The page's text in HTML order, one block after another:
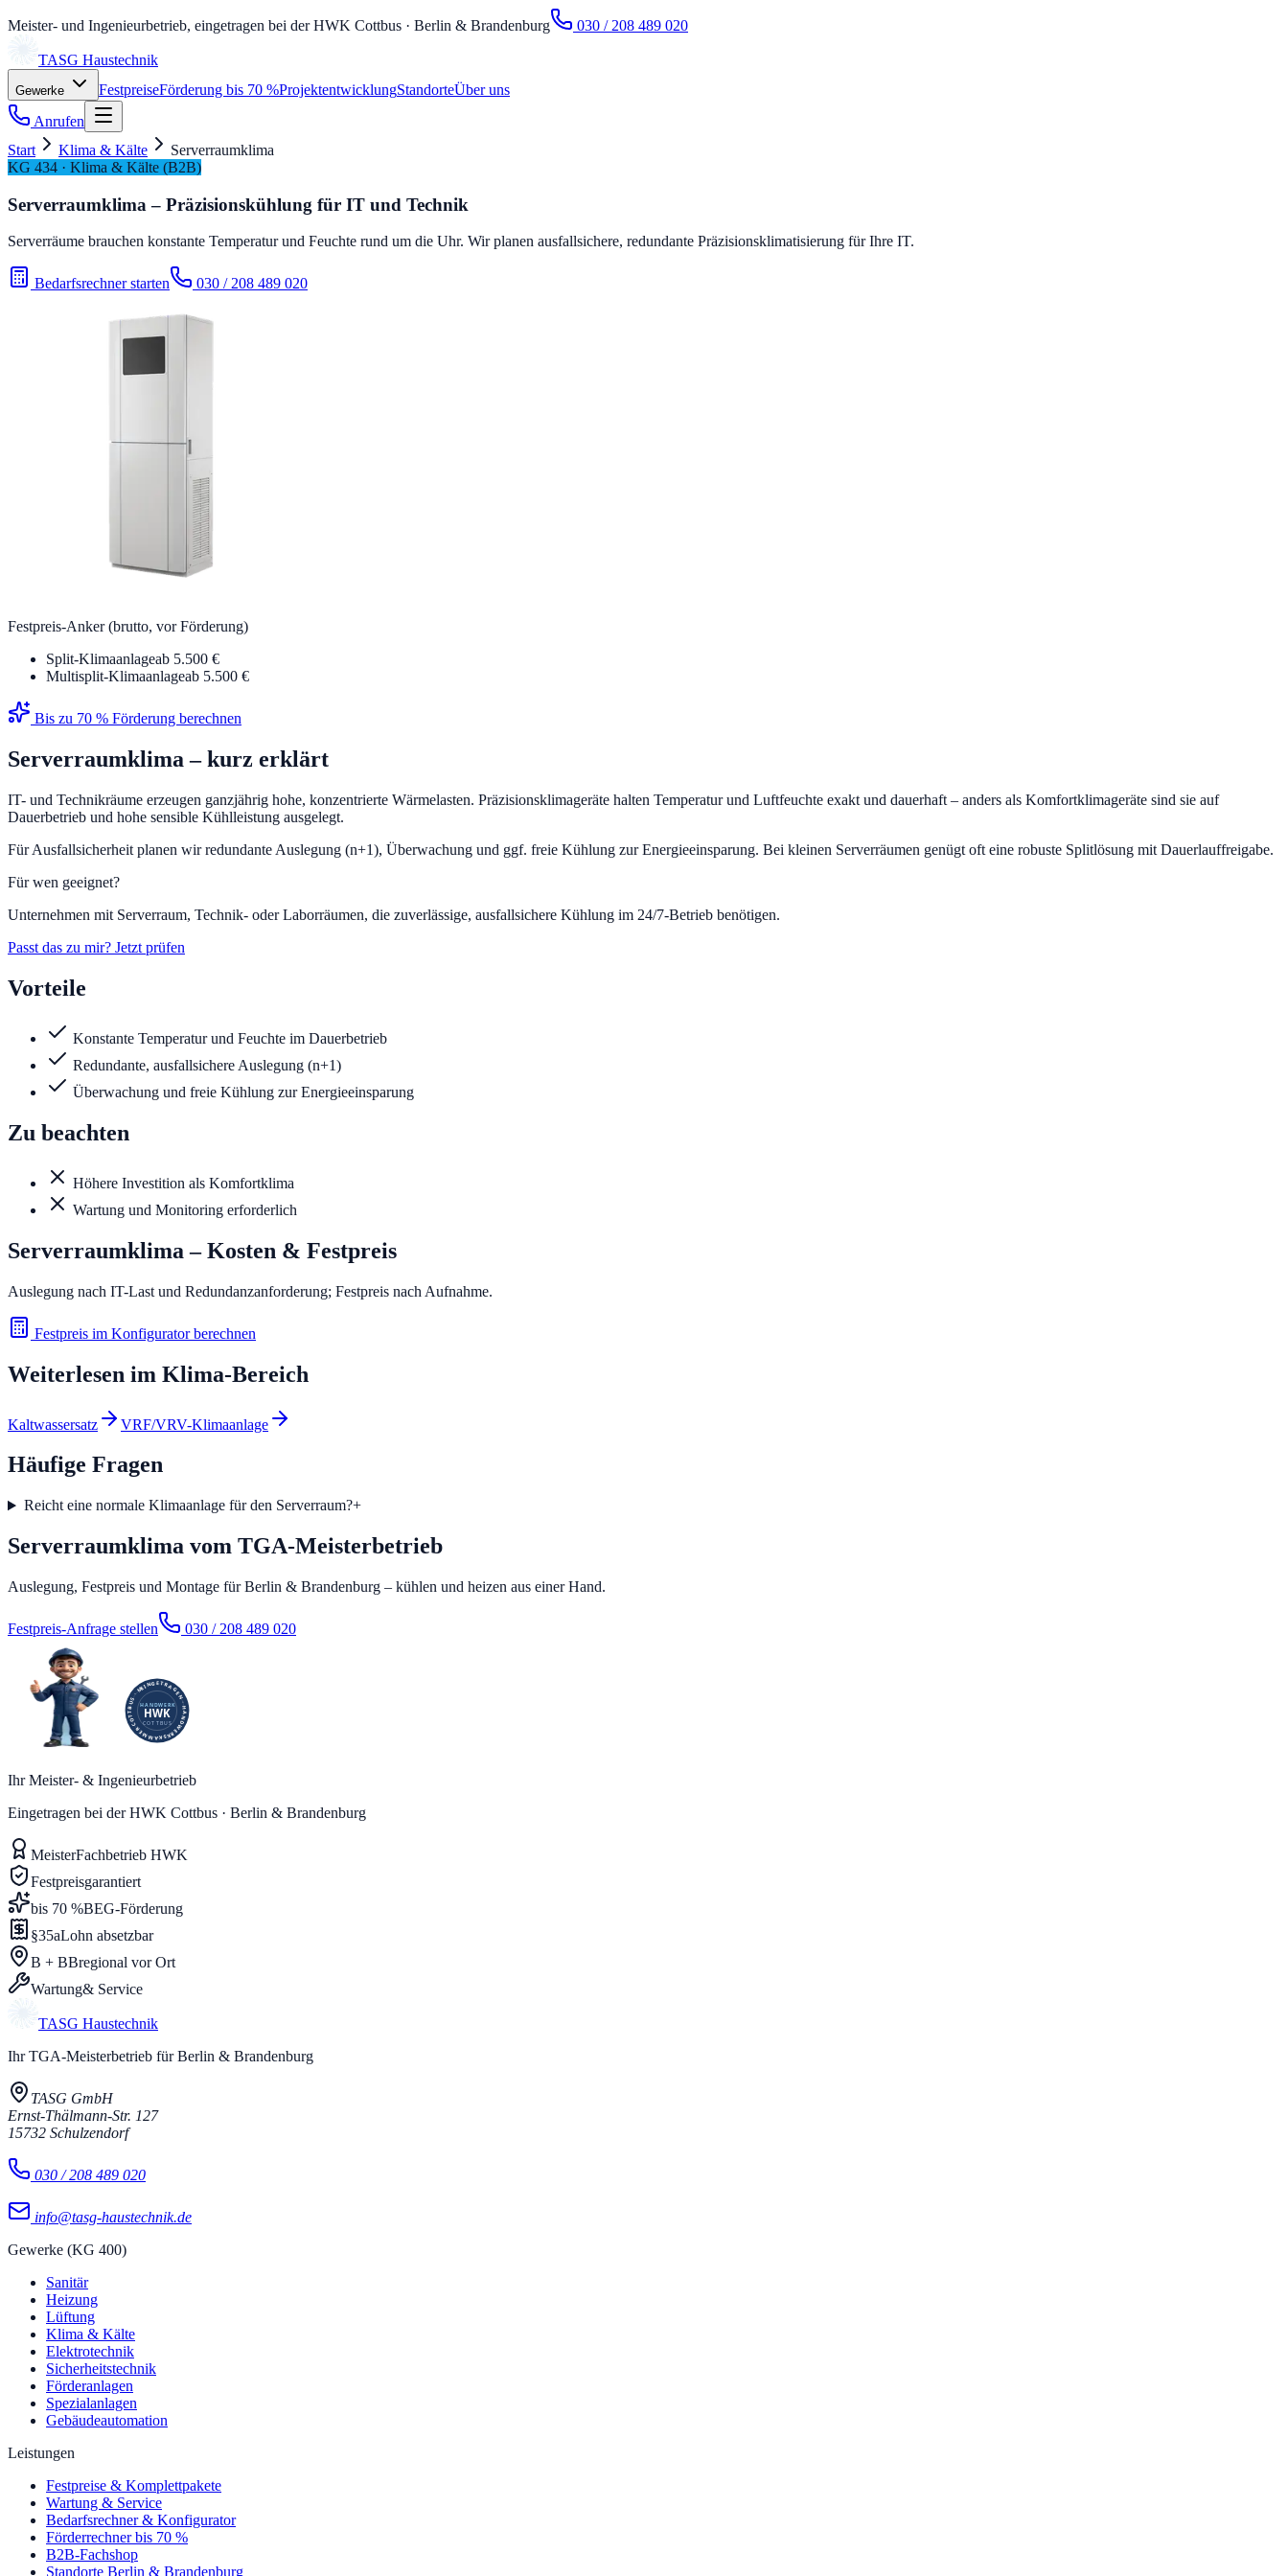
Meister- und Ingenieurbetrieb, eingetragen bei der HWK Cottbus · Berlin & Brandenburg 030 / 208 489 020
TASG Haustechnik
Gewerke FestpreiseFörderung bis 70 %ProjektentwicklungStandorteÜber uns
Anrufen
Start
Klima & Kälte
Serverraumklima
KG 434 · Klima & Kälte (B2B)
Serverraumklima – Präzisionskühlung für IT und Technik
Serverräume brauchen konstante Temperatur und Feuchte rund um die Uhr. Wir planen ausfallsichere, redundante Präzisionsklimatisierung für Ihre IT.
Bedarfsrechner starten 030 / 208 489 020
Festpreis-Anker (brutto, vor Förderung)
Split-Klimaanlageab 5.500 €
Multisplit-Klimaanlageab 5.500 €
Bis zu 70 % Förderung berechnen
Serverraumklima– kurz erklärt
IT- und Technikräume erzeugen ganzjährig hohe, konzentrierte Wärmelasten. Präzisionsklimageräte halten Temperatur und Luftfeuchte exakt und dauerhaft – anders als Komfortklimageräte sind sie auf
Dauerbetrieb und hohe sensible Kühlleistung ausgelegt.
Für Ausfallsicherheit planen wir redundante Auslegung (n+1), Überwachung und ggf. freie Kühlung zur Energieeinsparung. Bei kleinen Serverräumen genügt oft eine robuste Splitlösung mit Dauerlauffreigabe.
Für wen geeignet?
Unternehmen mit Serverraum, Technik- oder Laborräumen, die zuverlässige, ausfallsichere Kühlung im 24/7-Betrieb benötigen.
Passt das zu mir? Jetzt prüfen
Vorteile
Konstante Temperatur und Feuchte im Dauerbetrieb
Redundante, ausfallsichere Auslegung (n+1)
Überwachung und freie Kühlung zur Energieeinsparung
Zu beachten
Höhere Investition als Komfortklima
Wartung und Monitoring erforderlich
Serverraumklima – Kosten & Festpreis
Auslegung nach IT-Last und Redundanzanforderung; Festpreis nach Aufnahme.
Festpreis im Konfigurator berechnen
Weiterlesen im Klima-Bereich
Kaltwassersatz VRF/VRV-Klimaanlage
Häufige Fragen
Reicht eine normale Klimaanlage für den Serverraum?+
Serverraumklima vom TGA-Meisterbetrieb
Auslegung, Festpreis und Montage für Berlin & Brandenburg – kühlen und heizen aus einer Hand.
Festpreis-Anfrage stellen 030 / 208 489 020
Ihr Meister- & Ingenieurbetrieb
Eingetragen bei der HWK Cottbus · Berlin & Brandenburg
MeisterFachbetrieb HWK
Festpreisgarantiert
bis 70 %BEG-Förderung
§35aLohn absetzbar
B + BBregional vor Ort
Wartung& Service
TASG Haustechnik
Ihr TGA-Meisterbetrieb für Berlin & Brandenburg
TASG GmbH
Ernst-Thälmann-Str. 127
15732 Schulzendorf
030 / 208 489 020
info@tasg-haustechnik.de
Gewerke (KG 400)
Sanitär
Heizung
Lüftung
Klima & Kälte
Elektrotechnik
Sicherheitstechnik
Förderanlagen
Spezialanlagen
Gebäudeautomation
Leistungen
Festpreise & Komplettpakete
Wartung & Service
Bedarfsrechner & Konfigurator
Förderrechner bis 70 %
B2B-Fachshop
Standorte Berlin & Brandenburg